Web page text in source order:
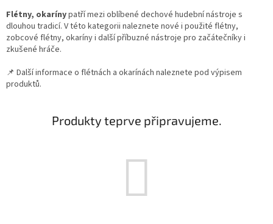
Flétny, okarínypatří mezi oblíbené dechové hudební nástroje s
dlouhou tradicí. V této kategorii naleznete nové i použité flétny,
zobcové flétny, okaríny i další příbuzné nástroje pro začátečníky i
zkušené hráče.
📌 Další informace o flétnách a okarínách naleznete pod výpisem
produktů.
Produkty teprve připravujeme.